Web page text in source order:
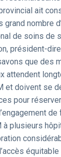
ait
grand nombre
de soins de
président-
que des
attendent
et doivent se
pour
à plusieurs